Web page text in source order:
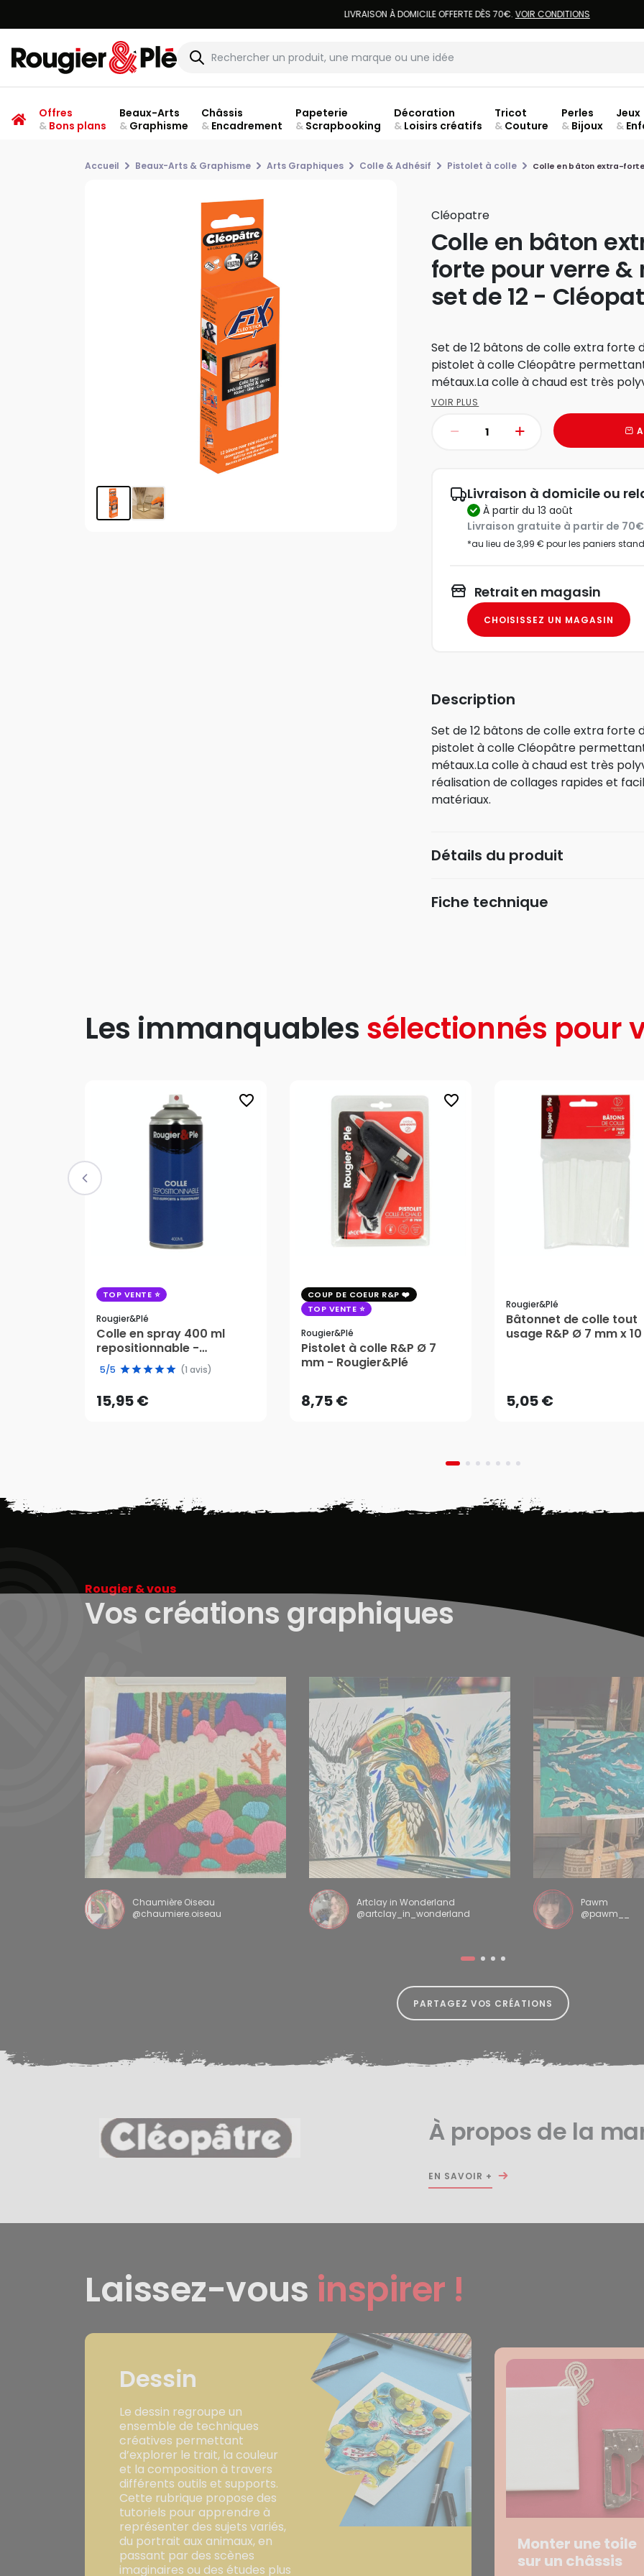
LIVRAISON À DOMICILE OFFERTE DÈS 70€.VOIR CONDITIONS
Offres
&Bons plans
Beaux-Arts
&Graphisme
Châssis
&Encadrement
Papeterie
&Scrapbooking
Décoration
&Loisirs créatifs
Tricot
& Couture
Perles
& Bijoux
Jeux
&
Accueil Beaux-Arts & Graphisme Arts Graphiques Colle & Adhésif Pistolet à colle Colle en bâton extra-
Cléopatre
Colle en bâton
forte pour verre &
set de 12 -
Set de 12 bâtons de colle extra forte
pistolet à colle Cléopâtre
métaux.La colle à chaud est très
VOIR PLUS
Livraison à domicile ou
à partir du 13 août
Livraison gratuite à partir de
*au lieu de 3,99 € pour les paniers
Retrait en magasin
CHOISISSEZ UN MAGASIN
Description
Set de 12 bâtons de colle extra forte
pistolet à colle Cléopâtre
métaux.La colle à chaud est très
réalisation de collages rapides et
matériaux.
Détails du produit
Fiche technique
Les immanquables sélectionnés pour
favorite_border
TOP VENTE
Rougier&plé
Colle en spray 400 ml
repositionnable -
Rougier&Plé
5/5 (1 avis)
15,95 €
15,95 €
AJOUTER AU PANIER
favorite_border
COUP DE COEUR R&P
TOP VENTE
Rougier&plé
Pistolet à colle R&P Ø 7
mm - Rougier&Plé
8,75 €
8,75 €
AJOUTER AU PANIER
Rougier&plé
Bâtonnet de colle tout
usage R&P Ø 7 mm x 10
5,05 €AJOUTER AU PANIER
Rougier & vous
Vos créations graphiques
Chaumière Oiseau
@chaumiere.oiseau
Artclay in Wonderland
@artclay_in_wonderland
Pawm
@pawm__
PARTAGEZ VOS CRÉATIONS
À propos de la
EN SAVOIR +
Laissez-vous inspirer !
Dessin
Le dessin regroupe un
ensemble de techniques
créatives permettant
d’explorer le trait, la couleur
et la composition à travers
différents outils et supports.
Cette rubrique propose des
tutoriels pour apprendre à
représenter des sujets variés,
du portrait aux animaux, en
passant par des scènes
imaginaires ou des études plus
Monter une toile
sur un châssis